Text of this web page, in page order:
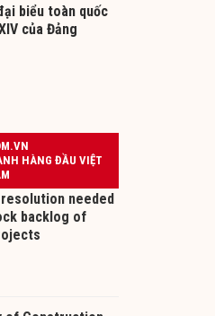
biểu toàn quốc
của Đảng